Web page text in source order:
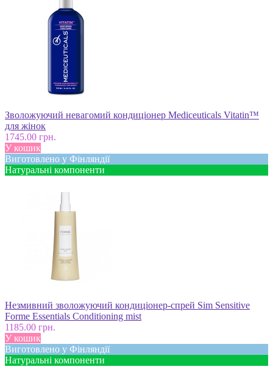
Зволожуючий невагомий кондиціонер Mediceuticals Vitatin™
для жінок
1745.00 грн.
У кошик
Виготовлено у Фінляндії
Натуральні компоненти
Незмивний зволожуючий кондиціонер-спрей Sim Sensitive
Forme Essentials Conditioning mist
1185.00 грн.
У кошик
Виготовлено у Фінляндії
Натуральні компоненти